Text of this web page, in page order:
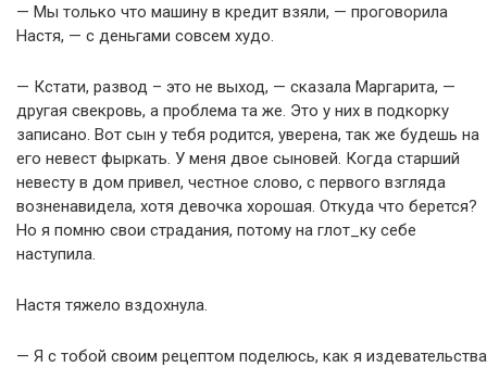
— Мы только что машину в кредит взяли, — проговорила
Настя, — с деньгами совсем худо.
— Кстати, развод – это не выход, — сказала Маргарита, —
другая свекровь, а проблема та же. Это у них в подкорку
записано. Вот сын у тебя родится, уверена, так же будешь на
его невест фыркать. У меня двое сыновей. Когда старший
невесту в дом привел, честное слово, с первого взгляда
возненавидела, хотя девочка хорошая. Откуда что берется?
Но я помню свои страдания, потому на глот_ку себе
наступила.
Настя тяжело вздохнула.
— Я с тобой своим рецептом поделюсь, как я издевательства